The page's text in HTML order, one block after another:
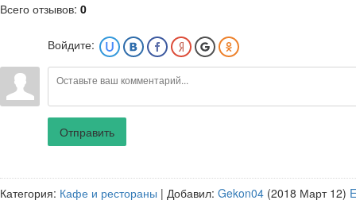
Всего отзывов: 0
Войдите:
Отправить
Категория: Кафе и рестораны | Добавил: Gekon04 (2018 Март 12) E